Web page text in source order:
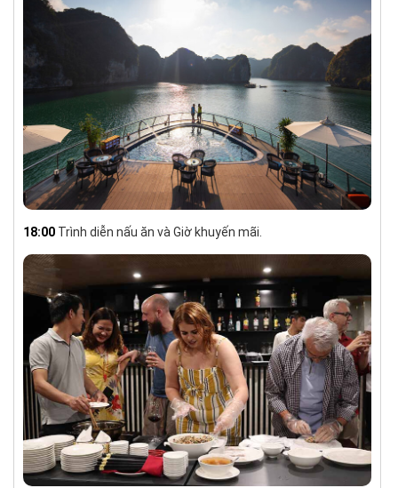
18:00 Trình diễn nấu ăn và Giờ khuyến mãi.